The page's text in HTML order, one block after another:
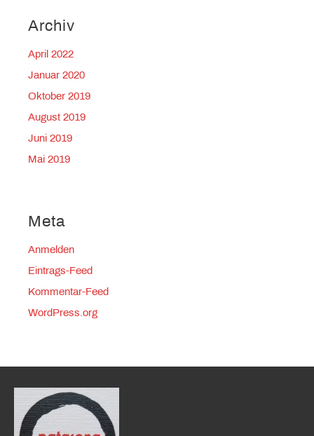
Archiv
April 2022
Januar 2020
Oktober 2019
August 2019
Juni 2019
Mai 2019
Meta
Anmelden
Eintrags-Feed
Kommentar-Feed
WordPress.org